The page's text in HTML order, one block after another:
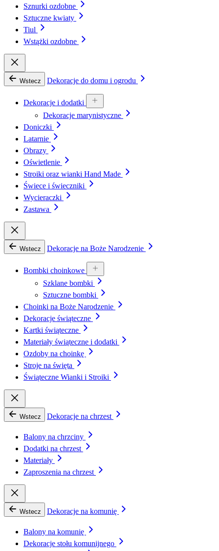
Sznurki ozdobne
Sztuczne kwiaty
Tiul
Wstążki ozdobne
Wstecz Dekoracje do domu i ogrodu
Dekoracje i dodatki
Dekoracje marynistyczne
Doniczki
Latarnie
Obrazy
Oświetlenie
Stroiki oraz wianki Hand Made
Świece i świeczniki
Wycieraczki
Zastawa
Wstecz Dekoracje na Boże Narodzenie
Bombki choinkowe
Szklane bombki
Sztuczne bombki
Choinki na Boże Narodzenie
Dekoracje świąteczne
Kartki świąteczne
Materiały świąteczne i dodatki
Ozdoby na choinkę
Stroje na święta
Świąteczne Wianki i Stroiki
Wstecz Dekoracje na chrzest
Balony na chrzciny
Dodatki na chrzest
Materiały
Zaproszenia na chrzest
Wstecz Dekoracje na komunię
Balony na komunię
Dekoracje stołu komunijnego